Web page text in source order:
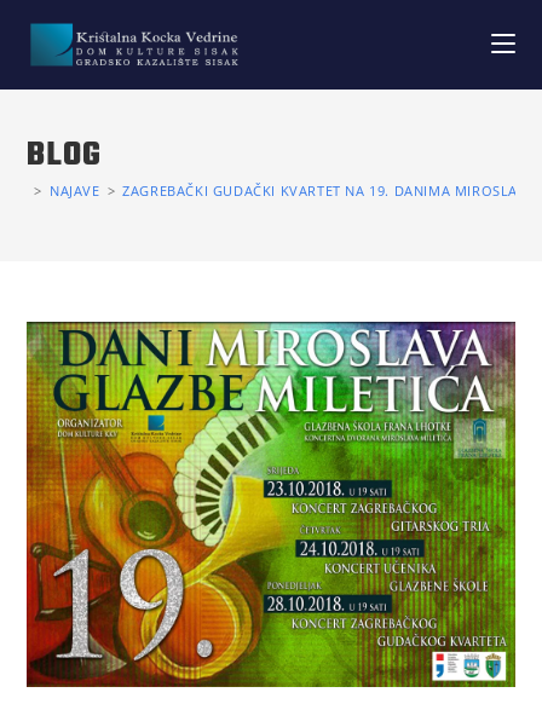
BLOG
> NAJAVE > ZAGREBAČKI GUDAČKI KVARTET NA 19. DANIMA MIROSLAVA